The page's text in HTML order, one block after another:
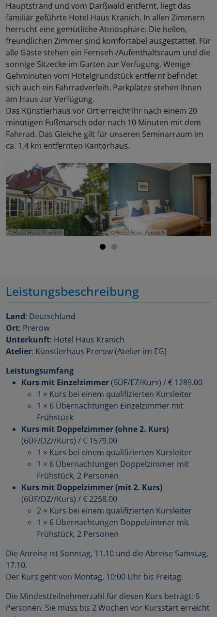
Hauptstrand und vom Darßwald entfernt, liegt das
familiär geführte Hotel Haus Kranich. In allen Zimmern
herrscht eine gemütliche Atmosphäre. Die hellen,
freundlichen Zimmer sind komfortabel ausgestattet. Für
alle Gäste stehen ein Fernseh-/Aufenthaltsraum und die
sonnige Sitzecke im Garten zur Verfügung. Wenige
Gehminuten vom Hotelgrundstück entfernt befindet
sich auch ein Fahrradverleih. Parkplätze stehen Ihnen
am Haus zur Verfügung.
Das Künstlerhaus vor Ort erreicht Ihr nach einem 20
minütigen Fußmarsch oder nach 10 Minuten mit dem
Fahrrad. Das Gleiche gilt für unseren Seminarraum im
ca. 1,4 km entfernten Kantorhaus.
Hotel Haus Kranich Hotel Haus Kranich
Leistungsbeschreibung
Land: Deutschland
Ort: Prerow
Unterkunft: Hotel Haus Kranich
Atelier: Künstlerhaus Prerow (Atelier im EG)
Leistungsumfang
Kurs mit Einzelzimmer(6ÜF/EZ/Kurs) /€ 1289.00
1 × Kurs bei einem qualifizierten Kursleiter
1 × 6 Übernachtungen Einzelzimmer mit
Frühstück
Kurs mit Doppelzimmer (ohne 2. Kurs)
(6ÜF/DZ//Kurs) /€ 1579.00
1 × Kurs bei einem qualifizierten Kursleiter
1 × 6 Übernachtungen Doppelzimmer mit
Frühstück, 2 Personen
Kurs mit Doppelzimmer (mit 2. Kurs)
(6ÜF/DZ//Kurs) /€ 2258.00
2 × Kurs bei einem qualifizierten Kursleiter
1 × 6 Übernachtungen Doppelzimmer mit
Frühstück, 2 Personen
Die Anreise ist Sonntag, 11.10 und die Abreise Samstag,
17.10.
Der Kurs geht von Montag, 10:00 Uhr bis Freitag.
Die Mindestteilnehmerzahl für diesen Kurs beträgt: 6
Personen. Sie muss bis 2 Wochen vor Kursstart erreicht